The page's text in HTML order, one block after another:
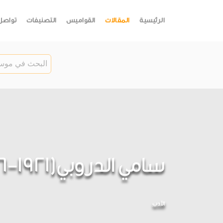
الرئيسية المقالات القواميس التصنيفات
سامي الدروبي(1921-1976)
الأدب